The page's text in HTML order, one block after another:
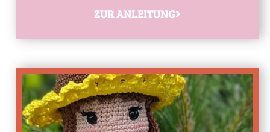
ZUR ANLEITUNG